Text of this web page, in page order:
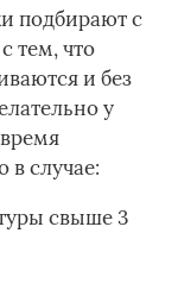
подбирают с
тем, что
и без
у
в случае:
свыше 3